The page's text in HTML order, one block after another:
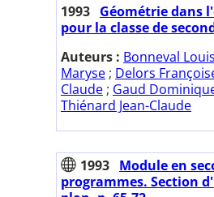
1993 Géométrie dans
pour la classe de
Auteurs : Bonneval
Maryse ; Delors
Claude ; Gaud
Thiénard Jean-Claude
1993 Module en
programmes. Section